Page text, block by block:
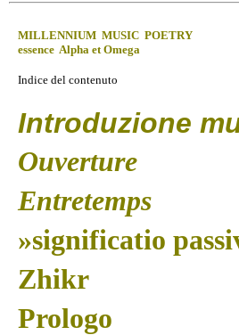
MILLENNIUM MUSIC POETRY
essence Alpha et Omega
Indice del contenuto
Introduzione
Ouverture
Entretemps
»significatio
Zhikr
Prologo